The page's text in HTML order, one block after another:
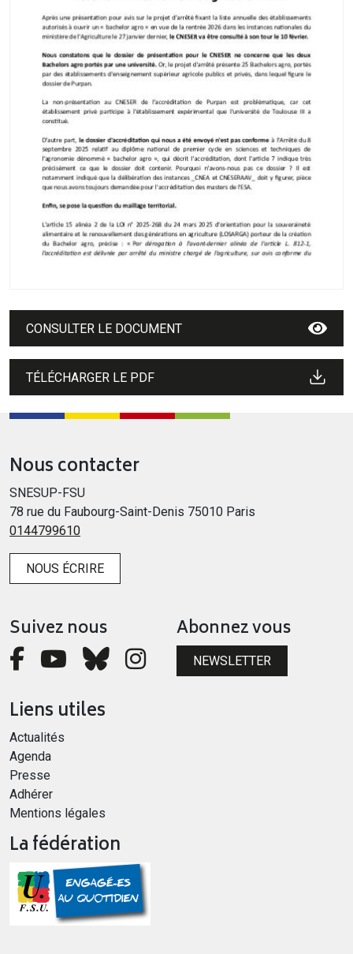
CONSULTER LE DOCUMENT
TÉLÉCHARGER LE PDF
Nous contacter
SNESUP-FSU
78 rue du Faubourg-Saint-Denis 75010 Paris
0144799610
NOUS ÉCRIRE
Suivez nous Abonnez vous
NEWSLETTER
Liens utiles
Actualités
Agenda
Presse
Adhérer
Mentions légales
La fédération